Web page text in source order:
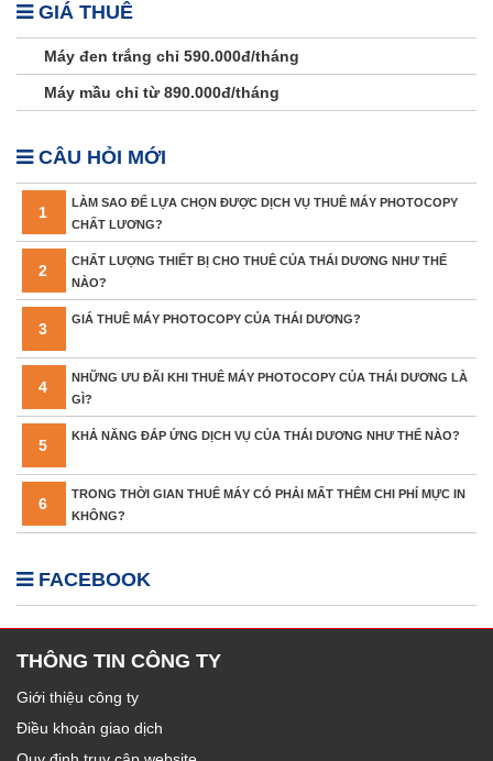
GIÁ THUÊ
Máy đen trắng chỉ 590.000đ/tháng
Máy mầu chỉ từ 890.000đ/tháng
CÂU HỎI MỚI
1
LÀM SAO ĐỂ LỰA CHỌN ĐƯỢC DỊCH VỤ THUÊ MÁY PHOTOCOPY
CHẤT LƯƠNG?
2
CHẤT LƯỢNG THIẾT BỊ CHO THUÊ CỦA THÁI DƯƠNG NHƯ THẾ
NÀO?
3
GIÁ THUÊ MÁY PHOTOCOPY CỦA THÁI DƯƠNG?
4
NHỮNG ƯU ĐÃI KHI THUÊ MÁY PHOTOCOPY CỦA THÁI DƯƠNG LÀ
GÌ?
5
KHẢ NĂNG ĐÁP ỨNG DỊCH VỤ CỦA THÁI DƯƠNG NHƯ THẾ NÀO?
6
TRONG THỜI GIAN THUÊ MÁY CÓ PHẢI MẤT THÊM CHI PHÍ MỰC IN
KHÔNG?
FACEBOOK
THÔNG TIN CÔNG TY
Giới thiệu công ty
Điều khoản giao dịch